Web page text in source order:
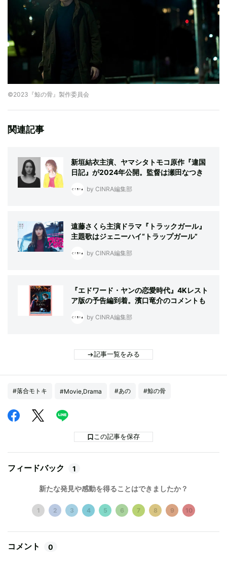
©︎2023『鯨の骨』製作委員会
関連記事
新垣結衣主演、ヤマシタトモコ原作『違国
日記』が2024年公開。監督は瀬田なつき
by CINRA編集部
遠藤さくら主演ドラマ『トラックガール』
主題歌はジェニーハイ“トラップガール”
by CINRA編集部
『エドワード・ヤンの恋愛時代』4Kレスト
ア版の予告編到着。濱口竜介のコメントも
by CINRA編集部
記事一覧をみる
#落合モトキ #Movie,Drama #あの #鯨の骨
この記事を保存
フィードバック 1
新たな発見や感動を得ることはできましたか？
1 2 3 4 5 6 7 8 9 10
コメント 0